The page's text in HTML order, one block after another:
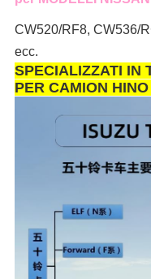
CW520/RF8, CW536/
ecc.
SPECIALIZZATI IN
PER CAMION